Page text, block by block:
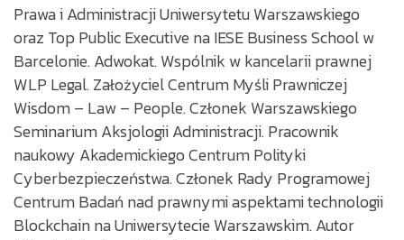
Prawa i Administracji Uniwersytetu Warszawskiego
oraz Top Public Executive na IESE Business School w
Barcelonie. Adwokat. Wspólnik w kancelarii prawnej
WLP Legal. Założyciel Centrum Myśli Prawniczej
Wisdom – Law – People. Członek Warszawskiego
Seminarium Aksjologii Administracji. Pracownik
naukowy Akademickiego Centrum Polityki
Cyberbezpieczeństwa. Członek Rady Programowej
Centrum Badań nad prawnymi aspektami technologii
Blockchain na Uniwersytecie Warszawskim. Autor